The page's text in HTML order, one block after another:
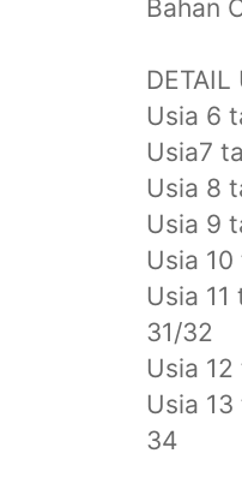
Bahan
DETAIL
Usia 6
Usia7
Usia 8
Usia 9
Usia
Usia
31/32
Usia
Usia
34